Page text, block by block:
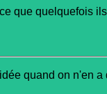
que quelquefois
quand on n'en a